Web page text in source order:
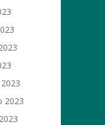
2023